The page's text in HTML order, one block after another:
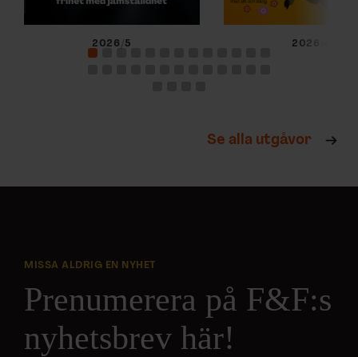
2026/5 2026/4
Se alla utgåvor
MISSA ALDRIG EN NYHET
Prenumerera på F&F:s
nyhetsbrev här!